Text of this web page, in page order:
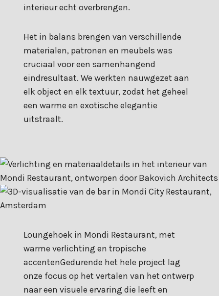
interieur echt overbrengen.
Het in balans brengen van verschillende
materialen, patronen en meubels was
cruciaal voor een samenhangend
eindresultaat. We werkten nauwgezet aan
elk object en elk textuur, zodat het geheel
een warme en exotische elegantie
uitstraalt.
Loungehoek in Mondi Restaurant, met
warme verlichting en tropische
accentenGedurende het hele project lag
onze focus op het vertalen van het ontwerp
naar een visuele ervaring die leeft en